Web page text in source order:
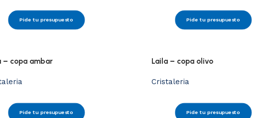
Pide tu presupuesto Pide tu presupuesto
– copa ambar
Pide tu presupuesto
Laila – copa olivo
Cristaleria
Pide tu presupuesto